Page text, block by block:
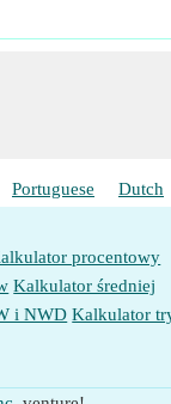
Portuguese Dutch
procentowy
Kalkulator średniej
i NWD Kalkulator